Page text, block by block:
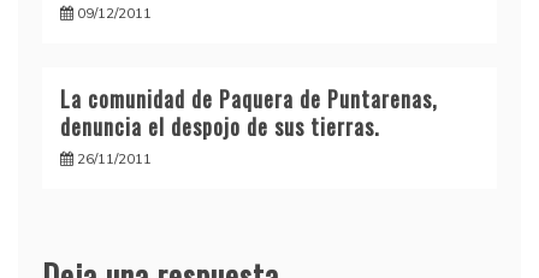
09/12/2011
La comunidad de Paquera de Puntarenas,
denuncia el despojo de sus tierras.
26/11/2011